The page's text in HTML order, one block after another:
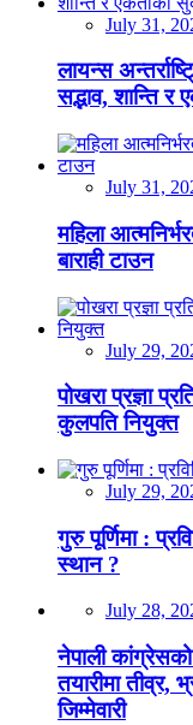
July 31,
लायन्स
सद्भाव, शान्ति
July 31,
महिला
बाराही टाउन
July 29,
पोखरा प्रज्ञा
कुलपति नियुक्त
July 29,
गुरु पूर्णिमा :
स्थान ?
July 28,
नेपाली
तयारीमा तीव्र,
जिम्मेवारी